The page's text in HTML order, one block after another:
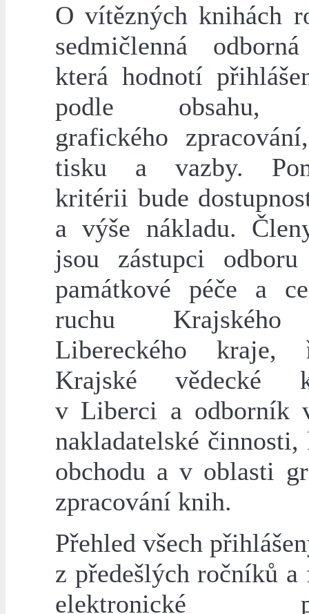
O vítězných knihách
sedmičlenná
která hodnotí
podle obsahu,
grafického
tisku a vazby.
kritérii bude
a výše nákladu.
jsou zástupci
památkové péče a
ruchu
Libereckého kraje,
Krajské vědecké
v Liberci a odborník
nakladatelské
obchodu a v oblasti
zpracování knih.
Přehled všech
z předešlých ročníků
elektronické